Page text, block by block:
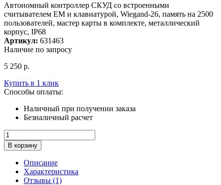
Автономный контроллер СКУД со встроенными
считывателем EM и клавиатурой, Wiegand-26, память на 2500
пользователей, мастер карты в комплекте, металлический
корпус, IP68
Артикул: 631463
Наличие по запросу
5 250 р.
Купить в 1 клик
Способы оплаты:
Наличный при получении заказа
Безналичный расчет
Количество
товара
Контроллер
автономный
SC140EK
В корзину
Описание
Характеристика
Отзывы (1)